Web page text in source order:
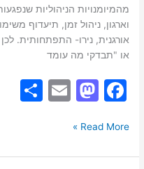
מהמיומנויות הניהוליות
וארגון, ניהול זמן, תיעדוף
אורגנית, נירו- התפתחותית.
או "תבדקי מה עומד
F
c
e
M
st
o
E
l
e
Read More »